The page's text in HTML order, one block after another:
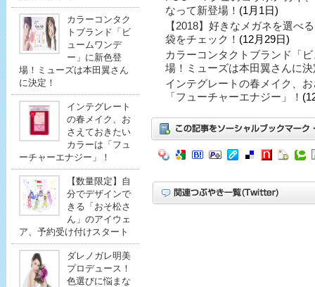
カラーコンタク
トブランド「ビ
ュームワンデ
ー」に新色登
場！ミューズは本田翼さん
に決定！
インテグレート
の春メイク、お
さえておきたい
カラーは「フュ
ーチャーエナジー」！
【数量限定】自
分でデザインで
きる「おそ松さ
ん」のアイウェ
ア、予約受け付けスタート
ダレノガレ明美
プロデュース！
色選びに悩まな
なって新登場！ (1月1日)
【2018】好きなメガネを選べ
袋をチェック！ (12月29日)
カラーコンタクトブランド「
場！ミューズは本田翼さんに決
インテグレートの春メイク、
「フューチャーエナジー」！